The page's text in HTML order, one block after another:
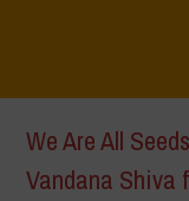
We Are All
Vandana Shiva